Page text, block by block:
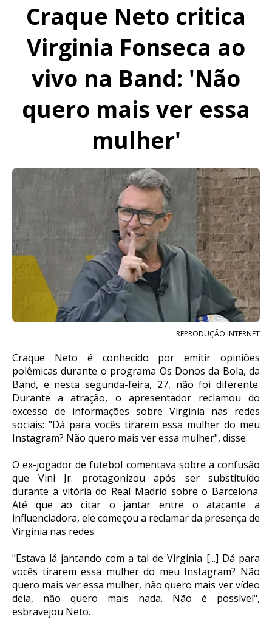
Craque Neto critica
Virginia Fonseca ao
vivo na Band: 'Não
quero mais ver essa
mulher'
REPRODUÇÃO INTERNET
Craque Neto é conhecido por emitir opiniões
polêmicas durante o programa Os Donos da Bola, da
Band, e nesta segunda-feira, 27, não foi diferente.
Durante a atração, o apresentador reclamou do
excesso de informações sobre Virginia nas redes
sociais: "Dá para vocês tirarem essa mulher do meu
Instagram? Não quero mais ver essa mulher", disse.
O ex-jogador de futebol comentava sobre a confusão
que Vini Jr. protagonizou após ser substituído
durante a vitória do Real Madrid sobre o Barcelona.
Até que ao citar o jantar entre o atacante a
influenciadora, ele começou a reclamar da presença de
Virginia nas redes.
"Estava lá jantando com a tal de Virginia [...] Dá para
vocês tirarem essa mulher do meu Instagram? Não
quero mais ver essa mulher, não quero mais ver vídeo
dela, não quero mais nada. Não é possível",
esbravejou Neto.